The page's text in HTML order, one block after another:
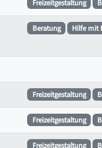
Freizeitgestaltung
Beratung Hilfe mit
Freizeitgestaltung
Freizeitgestaltung
Freizeitgestaltung